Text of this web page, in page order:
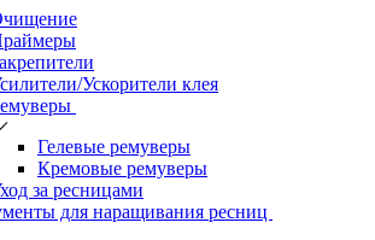
Ускорители клея
Гелевые ремуверы
Кремовые ремуверы
за ресницами
для наращивания ресниц